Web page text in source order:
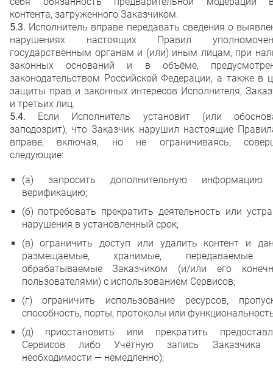
контента, загруженного Заказчиком.
5.3. Исполнитель вправе передавать сведения о
нарушениях настоящих Правил
государственным органам и (или) иным лицам, при
законных оснований и в объёме,
законодательством Российской Федерации, а также в
защиты прав и законных интересов Исполнителя,
и третьих лиц.
5.4. Если Исполнитель установит (или
заподозрит), что Заказчик нарушил настоящие
вправе, включая, но не ограничиваясь,
следующие:
(а) запросить дополнительную информацию
верификацию;
(б) потребовать прекратить деятельность или
нарушения в установленный срок;
(в) ограничить доступ или удалить контент и
размещаемые, хранимые, передаваемые
обрабатываемые Заказчиком (и/или его
пользователями) с использованием Сервисов;
(г) ограничить использование ресурсов,
способность, порты, протоколы или
(д) приостановить или прекратить
Сервисов либо Учётную запись Заказчика
необходимости — немедленно);